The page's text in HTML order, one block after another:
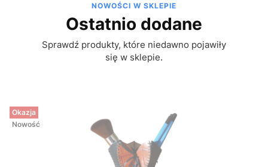
NOWOŚCI W SKLEPIE
Ostatnio dodane
Sprawdź produkty, które niedawno pojawiły
się w sklepie.
Okazja
Nowość